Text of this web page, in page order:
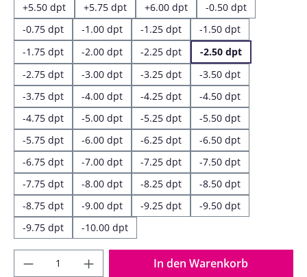
+5.50 dpt
+5.75 dpt +6.00 dpt
-0.50 dpt
-0.75 dpt
-1.00 dpt -1.25 dpt
-1.50 dpt
-1.75 dpt
-2.00 dpt -2.25 dpt
-2.50 dpt
-2.75 dpt
-3.00 dpt -3.25 dpt
-3.50 dpt
-3.75 dpt
-4.00 dpt -4.25 dpt
-4.50 dpt
-4.75 dpt
-5.00 dpt -5.25 dpt
-5.50 dpt
-5.75 dpt
-6.00 dpt -6.25 dpt
-6.50 dpt
-6.75 dpt
-7.00 dpt -7.25 dpt
-7.50 dpt
-7.75 dpt
-8.00 dpt -8.25 dpt
-8.50 dpt
-8.75 dpt
-9.00 dpt -9.25 dpt
-9.50 dpt
-9.75 dpt
-10.00 dpt
Produkt Anzahl: Gib den gewünschten
In den Warenkorb